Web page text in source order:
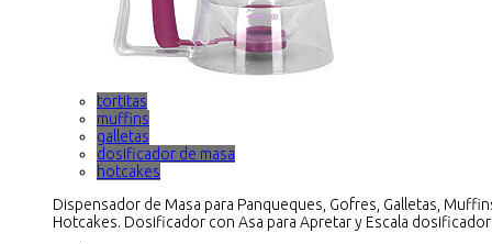
tortitas
muffins
galletas
dosificador de masa
hotcakes
Dispensador de Masa para Panqueques, Gofres, Galletas,
Hotcakes. Dosificador con Asa para Apretar y Escala